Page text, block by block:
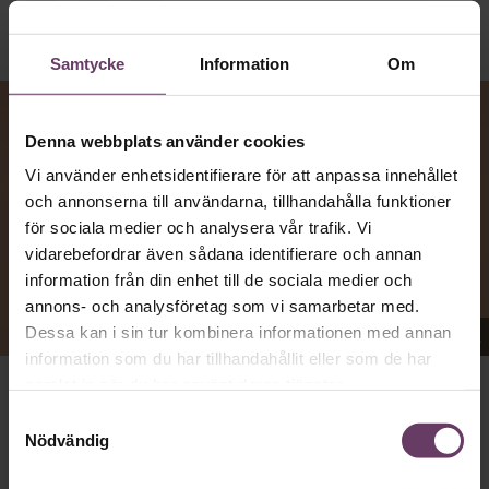
Samtycke Information Om
Denna webbplats använder cookies
Vi använder enhetsidentifierare för att anpassa innehållet
och annonserna till användarna, tillhandahålla funktioner
för sociala medier och analysera vår trafik. Vi
vidarebefordrar även sådana identifierare och annan
information från din enhet till de sociala medier och
annons- och analysföretag som vi samarbetar med.
Dessa kan i sin tur kombinera informationen med annan
information som du har tillhandahållit eller som de har
Nödvändig
Appen Sinceerly imiterar vd:ars kortfattade språk.
att nå och besvarar inte alltid
mejl från främlingar. Men studenten
Ben Horwitz
Harvard Business School kom på ett trick: Han skapade